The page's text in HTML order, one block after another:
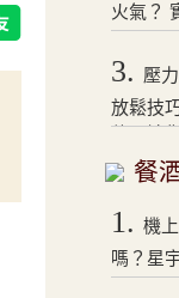
火氣？
3.
壓
放鬆技
餐
1. 機
嗎？星